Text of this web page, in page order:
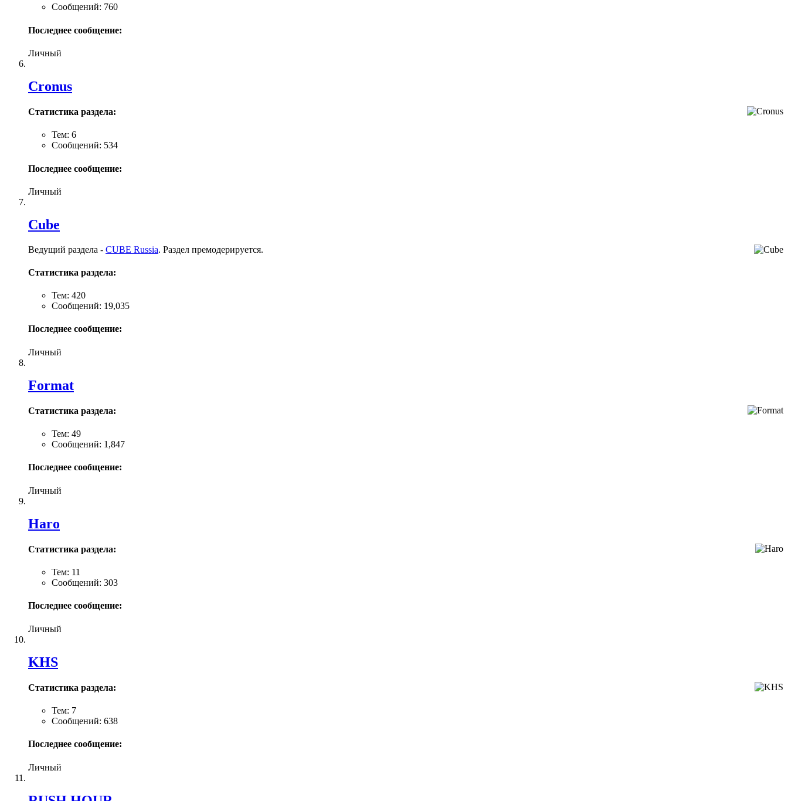
Сообщений: 760
Последнее сообщение:
Личный
Cronus
Статистика раздела:
Тем: 6
Сообщений: 534
Последнее сообщение:
Личный
Cube
Ведущий раздела - CUBE Russia. Раздел премодерируется.
Статистика раздела:
Тем: 420
Сообщений: 19,035
Последнее сообщение:
Личный
Format
Статистика раздела:
Тем: 49
Сообщений: 1,847
Последнее сообщение:
Личный
Haro
Статистика раздела:
Тем: 11
Сообщений: 303
Последнее сообщение:
Личный
KHS
Статистика раздела:
Тем: 7
Сообщений: 638
Последнее сообщение:
Личный